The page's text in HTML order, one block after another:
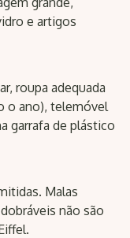
e artigos
roupa adequada
o ano), telemóvel
garrafa de plástico
Malas
não são